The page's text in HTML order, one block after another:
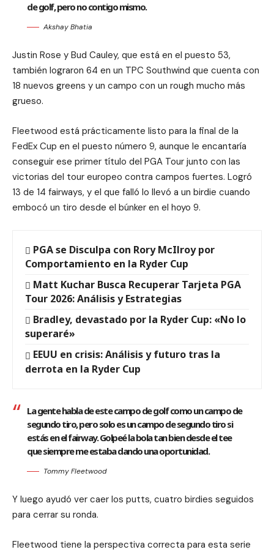
de golf, pero no contigo mismo.
Akshay Bhatia
Justin Rose y Bud Cauley, que está en el puesto 53,
también lograron 64 en un TPC Southwind que cuenta con
18 nuevos greens y un campo con un rough mucho más
grueso.
Fleetwood está prácticamente listo para la final de la
FedEx Cup en el puesto número 9, aunque le encantaría
conseguir ese primer título del PGA Tour junto con las
victorias del tour europeo contra campos fuertes. Logró
13 de 14 fairways, y el que falló lo llevó a un birdie cuando
embocó un tiro desde el búnker en el hoyo 9.
PGA se Disculpa con Rory McIlroy por
Comportamiento en la Ryder Cup
Matt Kuchar Busca Recuperar Tarjeta PGA
Tour 2026: Análisis y Estrategias
Bradley, devastado por la Ryder Cup: «No lo
superaré»
EEUU en crisis: Análisis y futuro tras la
derrota en la Ryder Cup
La gente habla de este campo de golf como un campo de
segundo tiro, pero solo es un campo de segundo tiro si
estás en el fairway. Golpeé la bola tan bien desde el tee
que siempre me estaba dando una oportunidad.
Tommy Fleetwood
Y luego ayudó ver caer los putts, cuatro birdies seguidos
para cerrar su ronda.
Fleetwood tiene la perspectiva correcta para esta serie